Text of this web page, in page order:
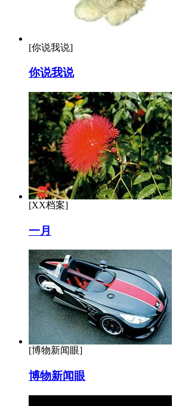
[你说我说]
你说我说
[XX档案]
一月
[博物新闻眼]
博物新闻眼